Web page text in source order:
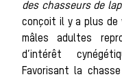
de
des chasseurs de
conçoit il y a plus de
mâles adultes
d’intérêt
Favorisant la